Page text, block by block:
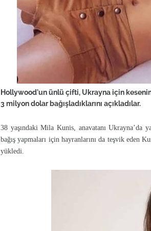
Hollywood'un ünlü çifti, Ukrayna için
3 milyon dolar bağışladıklarını açıkladılar.
38 yaşındaki Mila Kunis, anavatanı
bağış yapmaları için hayranlarını da teşvik eden
yükledi.